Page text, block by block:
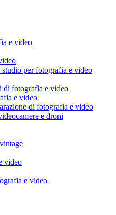
e video
per fotografia e video
di fotografia e video
e video
di fotografia e video
e droni
video
e video